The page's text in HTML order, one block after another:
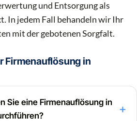
und Entsorgung als
In jedem Fall behandeln wir Ihr
mit der gebotenen Sorgfalt.
Firmenauflösung in
Sie eine Firmenauflösung in